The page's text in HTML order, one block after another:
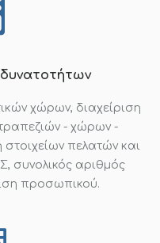
χώρων, διαχείριση
- χώρων -
πελατών και
συνολικός αριθμός
προσωπικού.